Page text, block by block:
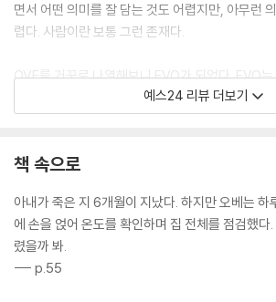
면서 어떤 의미를 잘 담는 것도 어렵지만, 아무런
렵다. 사람이란 보통 그런 존재다.
OVE를 거꾸로 나열해보니 EVO가 되었다. EVO
세 글자를 연상시킨다. 국내에 『이보디보(EVO
된 유명한 진화(발생)생물학 책 때문인 것 같은
OVE라는 알파벳 순서가 EVO라는 알파벳 순서의
OVE라 이름을 지었는진 모르겠다. 하지만 이 소
는 캐릭터를 살펴보면 이런 해석이 잘 들어맞는다.
우리는 세상이 변화하면 그에 적응하려 애를 쓴다.
예스24 리뷰 더보기
책 속으로
아내가 죽은 지 6개월이 지났다. 하지만 오베는 하
에 손을 얹어 온도를 확인하며 집 전체를 점검했다
렸을까 봐.
--- p.55